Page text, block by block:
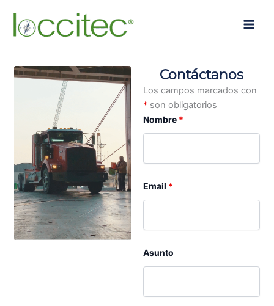
contenido
Contáctanos
Los campos marcados con
* son obligatorios
Nombre *
Email *
Asunto